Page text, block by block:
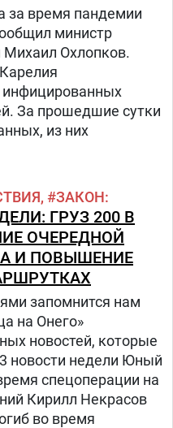
за время пандемии
министр
Михаил Охлопков.
инфицированных
За прошедшие сутки
из них
ЗАКОН
ГРУЗ 200 В
ОЧЕРЕДНОЙ
И ПОВЫШЕНИЕ
запомнится нам
на Онего»
новостей, которые
новости недели Юный
спецоперации на
Кирилл Некрасов
во время